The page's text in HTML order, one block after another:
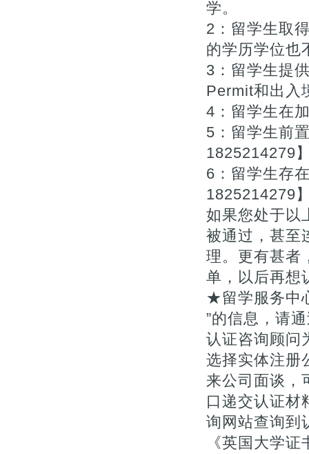
学。
2：留学生取
的学历学位也
3：留学生提
Permit和出入
4：留学生在
5：留学生前
1825214279
6：留学生存
1825214279
如果您处于以
被通过，甚至
理。更有甚者
单，以后再想
★留学服务中
”的信息，请
认证咨询顾问
选择实体注册
来公司面谈，
口递交认证材
询网站查询到
《英国大学